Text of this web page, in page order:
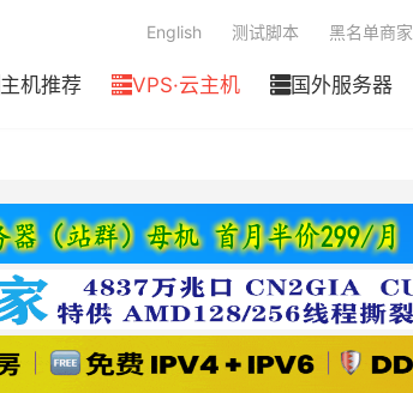
主机推荐 VPS·云主机 国外服务器
English 测试脚本 黑名单商家